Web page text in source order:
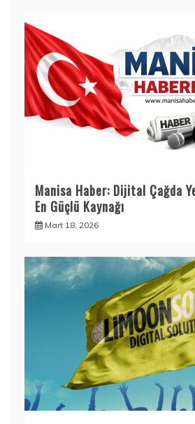
Manisa Haber: Dijital Çağda
En Güçlü Kaynağı
Mart 18, 2026